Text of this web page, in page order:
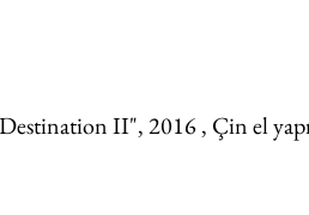
II", 2016 , Çin el